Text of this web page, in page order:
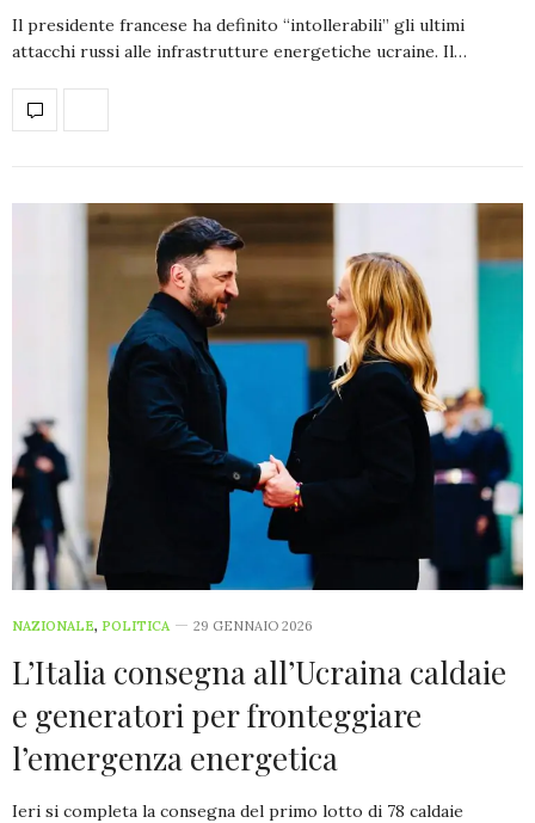
Il presidente francese ha definito “intollerabili” gli ultimi
attacchi russi alle infrastrutture energetiche ucraine. Il…
NAZIONALE, POLITICA 29 GENNAIO 2026
L’Italia consegna all’Ucraina caldaie
e generatori per fronteggiare
l’emergenza energetica
Ieri si completa la consegna del primo lotto di 78 caldaie